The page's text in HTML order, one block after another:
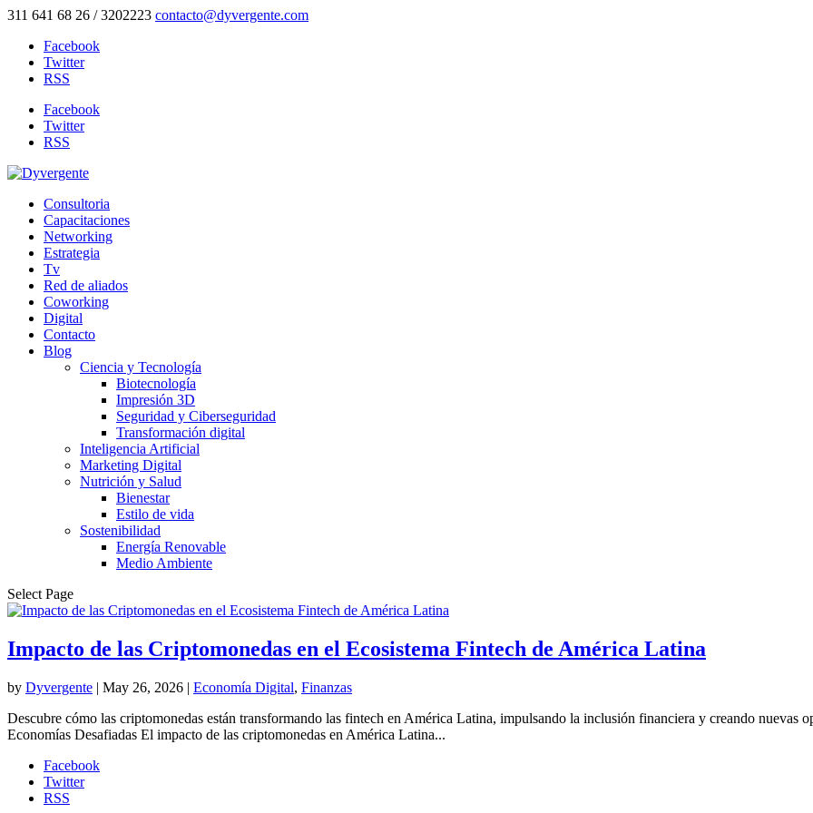
311 641 68 26 / 3202223 contacto@dyvergente.com
Facebook
Twitter
RSS
Facebook
Twitter
RSS
Consultoria
Capacitaciones
Networking
Estrategia
Tv
Red de aliados
Coworking
Digital
Contacto
Blog
Ciencia y Tecnología
Biotecnología
Impresión 3D
Seguridad y Ciberseguridad
Transformación digital
Inteligencia Artificial
Marketing Digital
Nutrición y Salud
Bienestar
Estilo de vida
Sostenibilidad
Energía Renovable
Medio Ambiente
Select Page
Impacto de las Criptomonedas en el Ecosistema Fintech de América Latina
by Dyvergente | May 26, 2026 | Economía Digital, Finanzas
Descubre cómo las criptomonedas están transformando las fintech en América Latina, impulsando la inclusión financiera y creando nuevas
Economías Desafiadas El impacto de las criptomonedas en América Latina...
Facebook
Twitter
RSS